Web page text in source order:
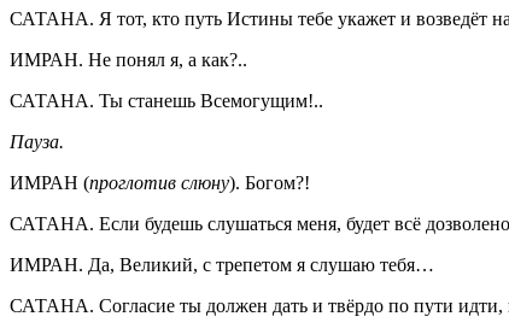
САТАНА. Я тот, кто путь Истины тебе укажет и возведёт
ИМРАН. Не понял я, а как?..
САТАНА. Ты станешь Всемогущим!..
Пауза.
ИМРАН (проглотив слюну). Богом?!
САТАНА. Если будешь слушаться меня, будет всё
ИМРАН. Да, Великий, с трепетом я слушаю тебя…
САТАНА. Согласие ты должен дать и твёрдо по пути идти,